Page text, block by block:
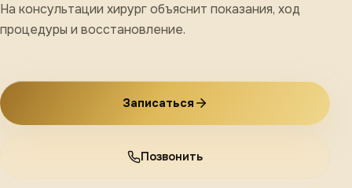
На консультации хирург объяснит показания, ход
процедуры и восстановление.
Записаться
Позвонить